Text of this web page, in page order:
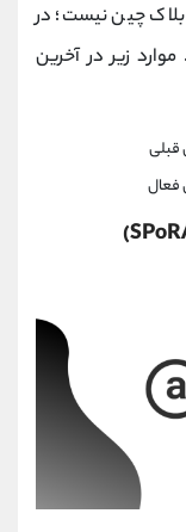
چین نیست؛ در
زیر در آخرین
قبلی
فعال